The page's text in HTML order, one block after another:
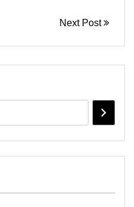
Next Post